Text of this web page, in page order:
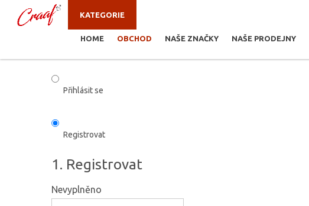
KATEGORIE
HOME OBCHOD NAŠE ZNAČKY NAŠE PRODEJNY
Přihlásit se
Registrovat
1. Registrovat
Nevyplněno